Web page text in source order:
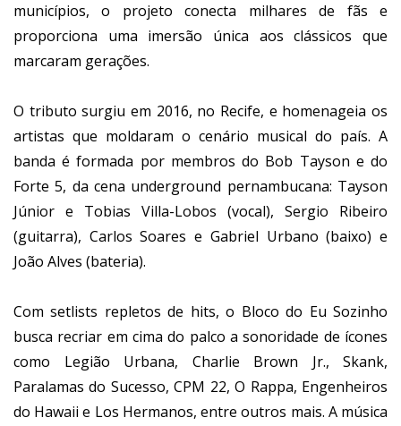
municípios, o projeto conecta milhares de fãs e
proporciona uma imersão única aos clássicos que
marcaram gerações.
O tributo surgiu em 2016, no Recife, e homenageia os
artistas que moldaram o cenário musical do país. A
banda é formada por membros do Bob Tayson e do
Forte 5, da cena underground pernambucana: Tayson
Júnior e Tobias Villa-Lobos (vocal), Sergio Ribeiro
(guitarra), Carlos Soares e Gabriel Urbano (baixo) e
João Alves (bateria).
Com setlists repletos de hits, o Bloco do Eu Sozinho
busca recriar em cima do palco a sonoridade de ícones
como Legião Urbana, Charlie Brown Jr., Skank,
Paralamas do Sucesso, CPM 22, O Rappa, Engenheiros
do Hawaii e Los Hermanos, entre outros mais. A música